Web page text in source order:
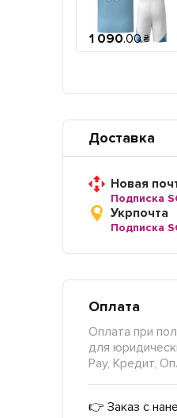
1 090.00 ₴
Доставка
Новая
Подписка
Укрпочта
Подписка
Оплата
Оплата при
для
Pay, Кредит,
👉 Заказ с